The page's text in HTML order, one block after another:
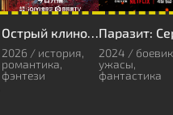
2026 / история,
романтика,
фэнтези
Паразит:
2024 /
ужасы,
фантастика